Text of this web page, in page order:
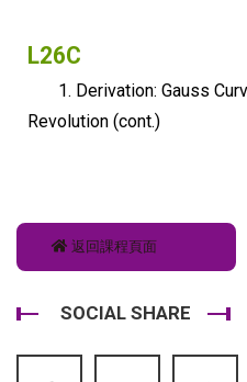
L26C
1. Derivation: Gauss
Revolution (cont.)
返回課程頁面
SOCIAL SHARE